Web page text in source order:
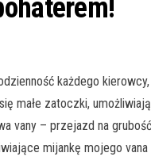
każdego
małe zatoczki,
vany – przejazd na
mijankę mojego